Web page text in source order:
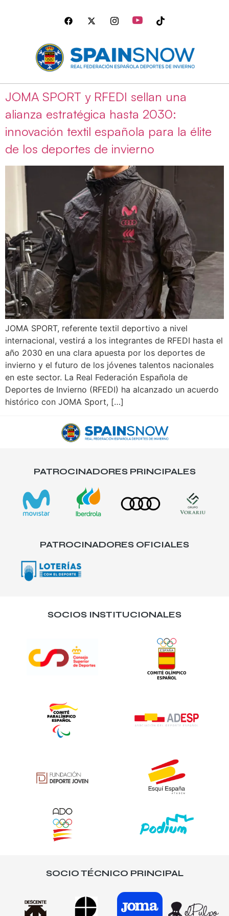
JOMA SPORT y RFEDI sellan una
alianza estratégica hasta 2030:
innovación textil española para la élite
de los deportes de invierno
JOMA SPORT, referente textil deportivo a nivel
internacional, vestirá a los integrantes de RFEDI hasta el
año 2030 en una clara apuesta por los deportes de
invierno y el futuro de los jóvenes talentos nacionales
en este sector. La Real Federación Española de
Deportes de Invierno (RFEDI) ha alcanzado un acuerdo
histórico con JOMA Sport, […]
PATROCINADORES PRINCIPALES
PATROCINADORES OFICIALES
SOCIOS INSTITUCIONALES
SOCIO TÉCNICO PRINCIPAL